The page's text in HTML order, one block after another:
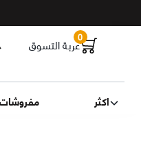
عربة التسوق0
مفروشات اكثر